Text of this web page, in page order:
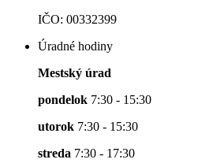
IČO: 00332399
Úradné hodiny
Mestský úrad
pondelok 7:30 - 15:30
utorok 7:30 - 15:30
streda 7:30 - 17:30